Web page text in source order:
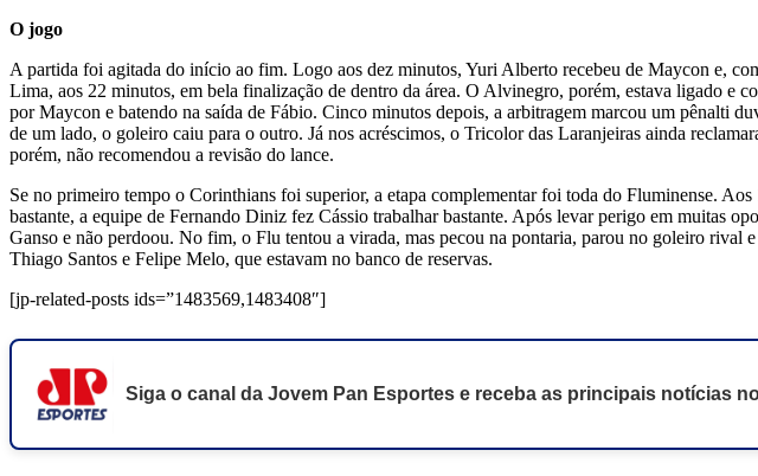
O jogo
A partida foi agitada do início ao fim. Logo aos dez minutos, Yuri Alberto recebeu de Maycon e,
Lima, aos 22 minutos, em bela finalização de dentro da área. O Alvinegro, porém, estava ligado e
por Maycon e batendo na saída de Fábio. Cinco minutos depois, a arbitragem marcou um pênalti
de um lado, o goleiro caiu para o outro. Já nos acréscimos, o Tricolor das Laranjeiras ainda
porém, não recomendou a revisão do lance.
Se no primeiro tempo o Corinthians foi superior, a etapa complementar foi toda do Fluminense.
bastante, a equipe de Fernando Diniz fez Cássio trabalhar bastante. Após levar perigo em muitas
Ganso e não perdoou. No fim, o Flu tentou a virada, mas pecou na pontaria, parou no goleiro rival
Thiago Santos e Felipe Melo, que estavam no banco de reservas.
[jp-related-posts ids=”1483569,1483408″]
Siga o canal da Jovem Pan Esportes e receba as principais notícias